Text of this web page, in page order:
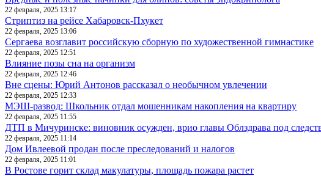
22 февраля, 2025 13:17
Стриптиз на рейсе Хабаровск-Пхукет
22 февраля, 2025 13:06
Сергаева возглавит российскую сборную по художественной гимнастике
22 февраля, 2025 12:51
Влияние позы сна на организм
22 февраля, 2025 12:46
Вне сцены: Юрий Антонов рассказал о необычном увлечении
22 февраля, 2025 12:33
МЭШ-развод: Школьник отдал мошенникам накопления на квартиру
22 февраля, 2025 11:55
ДТП в Мичуринске: виновник осужден, врио главы Облздрава под
22 февраля, 2025 11:14
Дом Ивлеевой продан после преследований и налогов
22 февраля, 2025 11:01
В Ростове горит склад макулатуры, площадь пожара растет